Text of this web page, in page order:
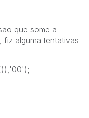
que some a
fiz alguma tentativas